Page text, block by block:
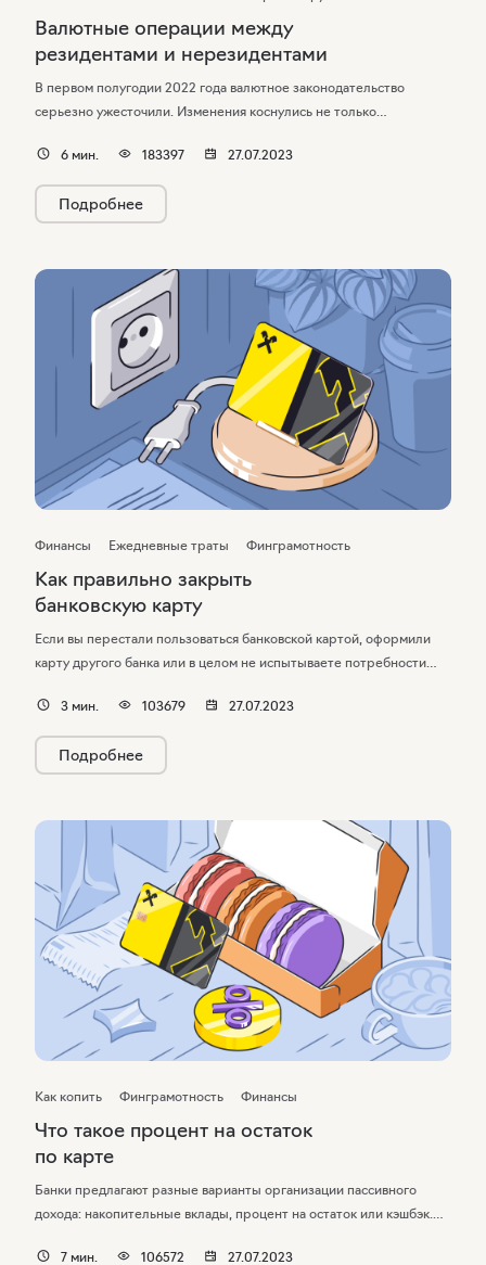
Валютные операции между
резидентами и нерезидентами
В первом полугодии 2022 года валютное законодательство
серьезно ужесточили. Изменения коснулись не только
но и физических лиц, которые имеют счета за рубежом или
обмениваются платежами с иностранцами. Рассказываем, какие
операции разрешены сегодня, и что грозит за нарушение новых
Подробнее
6 мин. 183397 27.07.2023
Финансы Ежедневные траты Финграмотность
Как правильно закрыть
банковскую карту
Если вы перестали пользоваться банковской картой, оформили
карту другого банка или в целом не испытываете потребности
по истечении срока действия: сборы за годовое обслуживание,
мобильный банк, пени за не до конца погашенный кредит
продолжат начисляться до закрытиякарточного счета.
Подробнее
3 мин. 103679 27.07.2023
Как копить Финграмотность Финансы
Что такое процент на остаток
по карте
Банки предлагают разные варианты организации пассивного
дохода: накопительные вклады, процент на остаток или кэшбэк.
он начисляется и будет ли он выгоднее других способов
7 мин. 106572 27.07.2023